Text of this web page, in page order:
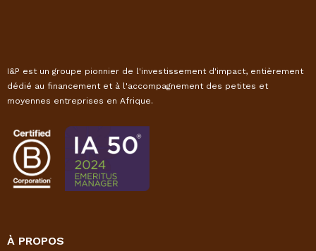
I&P est un groupe pionnier de l'investissement d'impact, entièrement
dédié au financement et à l'accompagnement des petites et
moyennes entreprises en Afrique.
À PROPOS